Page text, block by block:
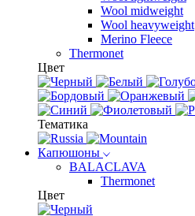
Wool midweight
Wool heavyweight
Merino Fleece
Thermonet
Цвет
Тематика
Капюшоны
BALACLAVA
Thermonet
Цвет